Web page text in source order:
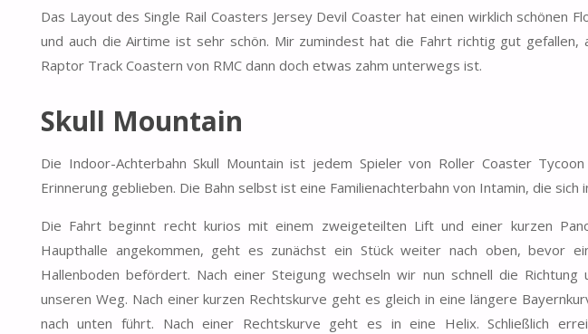
Das Layout des Single Rail Coasters Jersey Devil Coaster hat einen wirklich schönen
und auch die Airtime ist sehr schön. Mir zumindest hat die Fahrt richtig gut gefallen,
Raptor Track Coastern von RMC dann doch etwas zahm unterwegs ist.
Skull Mountain
Die Indoor-Achterbahn Skull Mountain ist jedem Spieler von Roller Coaster
Erinnerung geblieben. Die Bahn selbst ist eine Familienachterbahn von Intamin, die
Die Fahrt beginnt recht kurios mit einem zweigeteilten Lift und einer kurzen
Haupthalle angekommen, geht es zunächst ein Stück weiter nach oben, bevor
Hallenboden befördert. Nach einer Steigung wechseln wir nun schnell die
unseren Weg. Nach einer kurzen Rechtskurve geht es gleich in eine längere
nach unten führt. Nach einer Rechtskurve geht es in eine Helix. Schließlich